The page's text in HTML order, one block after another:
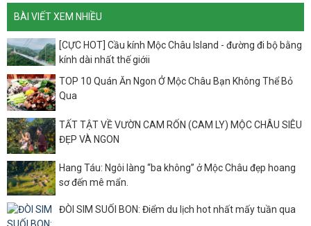
BÀI VIẾT XEM NHIỀU
[CỰC HOT] Cầu kính Mộc Châu Island - đường đi bộ bằng
kính dài nhất thế giớii
TOP 10 Quán Ăn Ngon Ở Mộc Châu Bạn Không Thể Bỏ
Qua
TẤT TẬT VỀ VƯỜN CAM RỐN (CAM LY) MỘC CHÂU SIÊU
ĐẸP VÀ NGON
Hang Táu: Ngôi làng “ba không” ở Mộc Châu đẹp hoang
sơ đến mê mẩn.
ĐÒI SIM SUỐI BON: Điểm du lịch hot nhất mấy tuần qua